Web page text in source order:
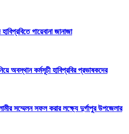
গায়েবানা জানাজা
অবস্থান কর্মসূচী হাবিপ্রবির প্রভাষকদের
সম্মেলন সফল করার লক্ষ্যে দুর্গাপুর উপজেলার